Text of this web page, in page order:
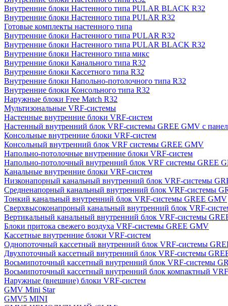
Внутренние блоки Настенного типа PULAR BLACK R32
Внутренние блоки Настенного типа PULAR R32
Готовые комплекты настенного типа
Внутренние блоки Настенного типа PULAR R32
Внутренние блоки Настенного типа PULAR BLACK R32
Внутренние блоки Настенного типа микс
Внутренние блоки Канального типа R32
Внутренние блоки Кассетного типа R32
Внутренние блоки Напольно-потолочного типа R32
Внутренние блоки Консольного типа R32
Наружные блоки Free Match R32
Мультизональные VRF-системы
Настенные внутренние блоки VRF-систем
Настенный внутренний блок VRF-системы GREE GMV с
Консольные внутренние блоки VRF-систем
Консольный внутренний блок VRF системы GREE GMV
Напольно-потолочные внутренние блоки VRF-систем
Напольно-потолочный внутренний блок VRF системы GREE
Канальные внутренние блоки VRF-систем
Низконапорный канальный внутренний блок VRF-системы
Средненапорный канальный внутренний блок VRF-системы
Тонкий канальный внутренний блок VRF-системы GREE GMV
Сверхвысоконапроный канальный внутренний блок VRF-
Вертикальный канальный внутренний блок VRF-системы
Блоки притока свежего воздуха VRF-системы GREE GMV
Кассетные внутренние блоки VRF-систем
Однопоточный кассетный внутренний блок VRF-системы
Двухпоточный кассетный внутренний блок VRF-системы
Восьмипоточный кассетный внутренний блок VRF-системы
Восьмипоточный кассетный внутренний блок компактный
Наружные (внешние) блоки VRF-систем
GMV Mini Star
GMV5 MINI